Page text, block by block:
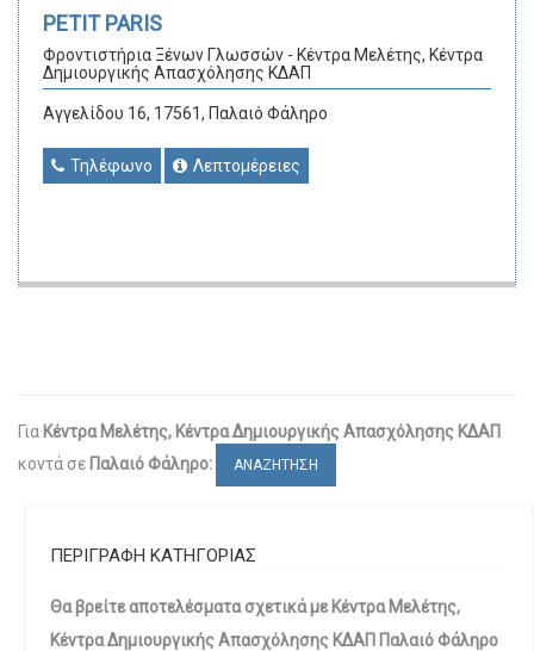
PETIT PARIS
Φροντιστήρια Ξένων Γλωσσών - Κέντρα Μελέτης, Κέντρα
Δημιουργικής Απασχόλησης ΚΔΑΠ
Αγγελίδου 16, 17561, Παλαιό Φάληρο
Τηλέφωνο Λεπτομέρειες
Για Κέντρα Μελέτης, Κέντρα Δημιουργικής Απασχόλησης ΚΔΑΠ
κοντά σε Παλαιό Φάληρο: ΑΝΑΖΗΤΗΣΗ
ΠΕΡΙΓΡΑΦΗ ΚΑΤΗΓΟΡΙΑΣ
Θα βρείτε αποτελέσματα σχετικά με Κέντρα Μελέτης,
Κέντρα Δημιουργικής Απασχόλησης ΚΔΑΠ Παλαιό Φάληρο